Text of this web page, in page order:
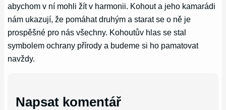
abychom v ní mohli žít v harmonii. Kohout a jeho kamarádi
nám ukazují, že pomáhat druhým a starat se o ně je
prospěšné pro nás všechny. Kohoutův hlas se stal
symbolem ochrany přírody a budeme si ho pamatovat
navždy.
Napsat komentář